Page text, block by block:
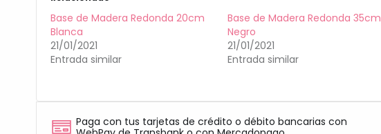
Base de Madera Redonda 20cm
Blanca
21/01/2021
Entrada similar
Base de Madera Redonda 35cm
Negro
21/01/2021
Entrada similar
Paga con tus tarjetas de crédito o débito bancarias con